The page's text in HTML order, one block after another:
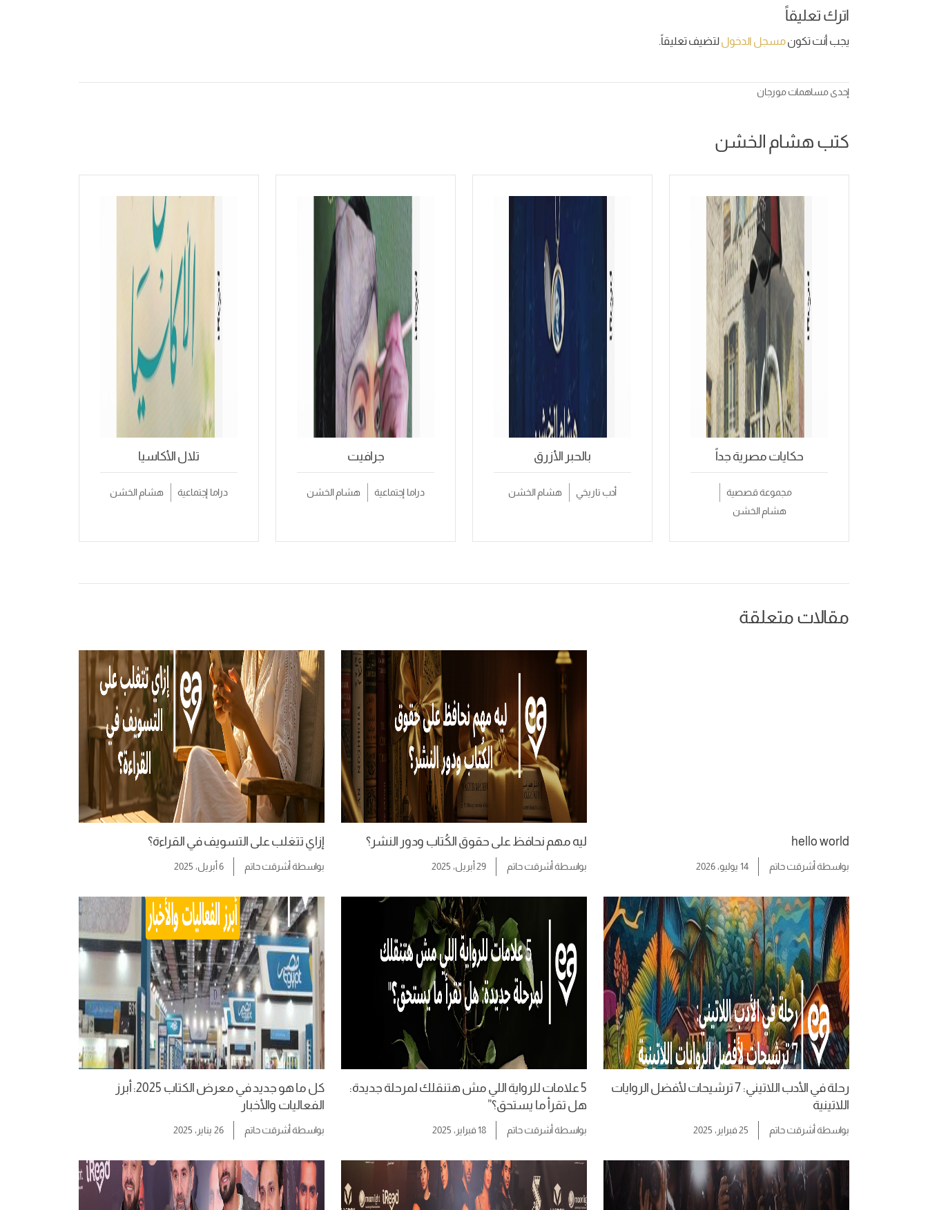
اترك تعليقاً
يجب أنت تكونمسجل الدخوللتضيف تعليقاً.
إحدى مساهماتمورجان
كتب هشام الخشن
حكايات مصرية جداً
مجموعة قصصية
هشام الخشن
بالحبر الأزرق
أدب تاريخي هشام الخشن
جرافيت
دراما إجتماعية هشام الخشن
تلال الأكاسيا
دراما إجتماعية هشام الخشن
مقالات متعلقة
hello world
بواسطةأشرقت حاتم 14 يوليو، 2026
ليه مهم نحافظ على حقوق الكُتاب ودور النشر؟
بواسطةأشرقت حاتم 29 أبريل، 2025
إزاي تتغلب على التسويف في القراءة؟
بواسطةأشرقت حاتم 6 أبريل، 2025
رحلة في الأدب اللاتيني: 7 ترشيحات لأفضل الروايات
اللاتينية
بواسطةأشرقت حاتم 25 فبراير، 2025
5 علامات للرواية اللي مش هتنقلك لمرحلة جديدة:
هل تقرأ ما يستحق؟”
بواسطةأشرقت حاتم 18 فبراير، 2025
كل ما هو جديد في معرض الكتاب 2025: أبرز
الفعاليات والأخبار
بواسطةأشرقت حاتم 26 يناير، 2025